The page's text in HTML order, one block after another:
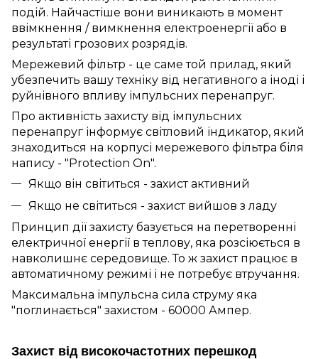
подій. Найчастіше вони виникають в момент
ввімкнення / вимкнення електроенергії або в
результаті грозових розрядів.
Мережевий фільтр - це саме той прилад, який
убезпечить вашу техніку від негативного а іноді і
руйнівного впливу імпульсних перенапруг.
Про активність захисту від імпульсних
перенапруг інформує світловий індикатор, який
знаходиться на корпусі мережевого фільтра біля
напису - "Protection On".
Якщо він світиться - захист активний
Якщо не світиться - захист вийшов з ладу
Принцип дії захисту базується на перетворенні
електричної енергії в теплову, яка розсіюється в
навколишнє середовище. То ж захист працює в
автоматичному режимі і не потребує втручання.
Максимальна імпульсна сила струму яка
"поглинається" захистом - 60000 Ампер.
Захист від високочастотних перешкод